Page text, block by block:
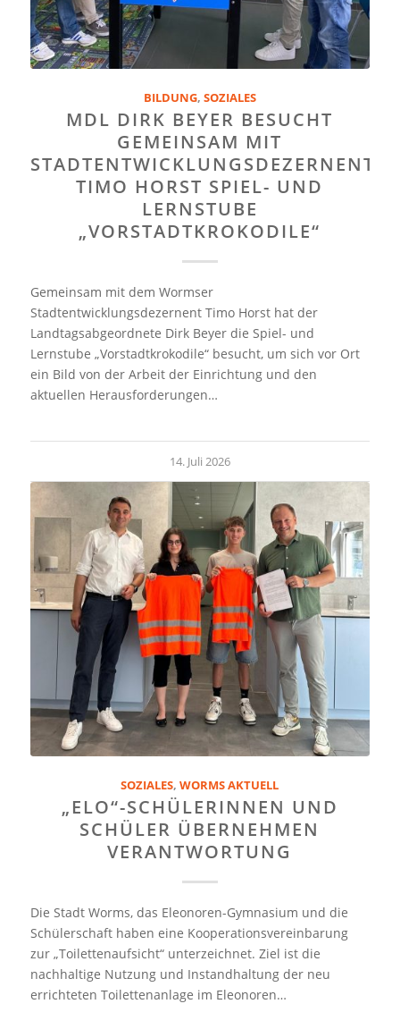
BILDUNG, SOZIALES
MDL DIRK BEYER BESUCHT
GEMEINSAM MIT
STADTENTWICKLUNGSDEZERNENT
TIMO HORST SPIEL- UND
LERNSTUBE
„VORSTADTKROKODILE“
Gemeinsam mit dem Wormser
Stadtentwicklungsdezernent Timo Horst hat der
Landtagsabgeordnete Dirk Beyer die Spiel- und
Lernstube „Vorstadtkrokodile“ besucht, um sich vor Ort
ein Bild von der Arbeit der Einrichtung und den
aktuellen Herausforderungen…
14. Juli 2026
SOZIALES,WORMS AKTUELL
„ELO“-SCHÜLERINNEN UND
SCHÜLER ÜBERNEHMEN
VERANTWORTUNG
Die Stadt Worms, das Eleonoren-Gymnasium und die
Schülerschaft haben eine Kooperationsvereinbarung
zur „Toilettenaufsicht“ unterzeichnet. Ziel ist die
nachhaltige Nutzung und Instandhaltung der neu
errichteten Toilettenanlage im Eleonoren…